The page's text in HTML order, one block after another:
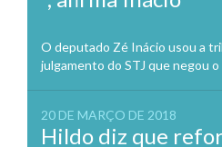
O deputado Zé Inácio usou a
julgamento do STJ que negou
20 DE MARÇO DE 2018
Hildo diz que